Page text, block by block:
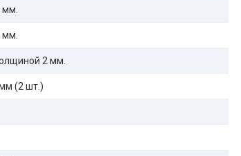
2 мм.
(2 шт.)